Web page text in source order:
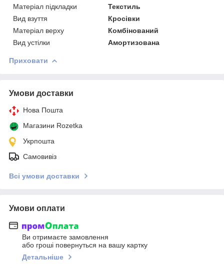
Матеріал підкладки
Текстиль
Вид взуття
Кросівки
Матеріал верху
Комбінований
Вид устілки
Амортизована
Приховати
Умови доставки
Нова Пошта
Магазини Rozetka
Укрпошта
Самовивіз
Всі умови доставки
Умови оплати
Ви отримаєте замовлення
або гроші повернуться на вашу картку
Детальніше